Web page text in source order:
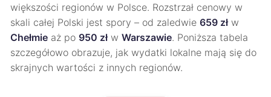
większości regionów w Polsce. Rozstrzał cenowy w
skali całej Polski jest spory – od zaledwie 659 złw
Chełmie aż po 950 złw Warszawie. Poniższa tabela
szczegółowo obrazuje, jak wydatki lokalne mają się do
skrajnych wartości z innych regionów.